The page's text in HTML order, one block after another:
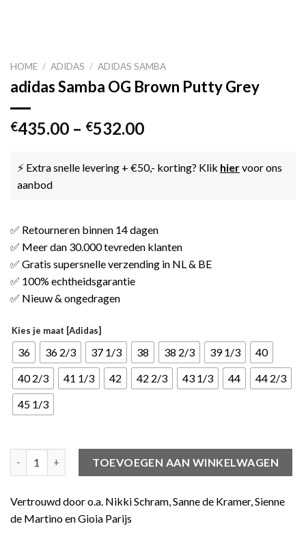
HOME / ADIDAS / ADIDAS SAMBA
adidas Samba OG Brown Putty Grey
€435.00 – €532.00
⚡ Extra snelle levering + €50,- korting? Klik hiervoor ons
aanbod
✅ Retourneren binnen 14 dagen
✅ Meer dan 30.000 tevreden klanten
✅ Gratis supersnelle verzending in NL & BE
✅ 100% echtheidsgarantie
✅ Nieuw & ongedragen
Kies je maat [Adidas]
36 36 2/3 37 1/3 38 38 2/3 39 1/3
40
40 2/3
41 1/3 42 42 2/3 43 1/3 44
44 2/3
45 1/3
TOEVOEGEN AAN WINKELWAGEN
Vertrouwd door o.a. Nikki Schram, Sanne de Kramer, Sienne
de Martino en Gioia Parijs